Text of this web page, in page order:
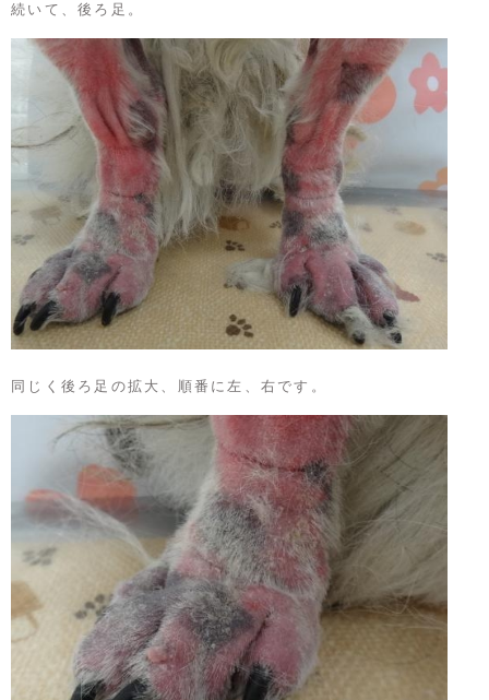
続いて、後ろ足。
同じく後ろ足の拡大、順番に左、右です。